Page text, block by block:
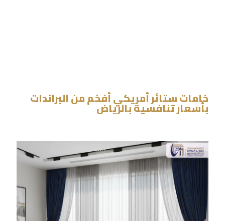
خامات ستائر أمريكي أفخم من البراندات
بأسعار تنافسية بالرياض